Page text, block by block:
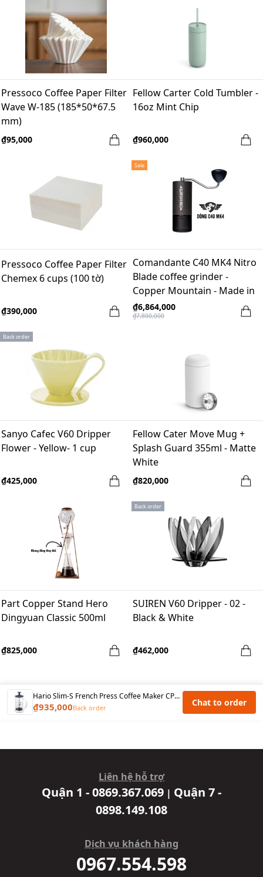
Pressoco Coffee Paper Filter
Wave W-185 (185*50*67.5
mm)
₫95,000
Fellow Carter Cold Tumbler -
16oz Mint Chip
₫960,000
Pressoco Coffee Paper Filter
Chemex 6 cups (100 tờ)
₫390,000
Sale
Comandante C40 MK4 Nitro
Blade coffee grinder -
Copper Mountain - Made in
Germany
₫6,864,000
₫7,800,000
Back order
Sanyo Cafec V60 Dripper
Flower - Yellow- 1 cup
₫425,000
Fellow Cater Move Mug +
Splash Guard 355ml - Matte
White
₫820,000
Part Copper Stand Hero
Dingyuan Classic 500ml
₫825,000
Back order
SUIREN V60 Dripper - 02 -
Black & White
₫462,000
Hario Slim-S French Press Coffee Maker CPSS-2TB
₫935,000Back order Chat to order
Liên hệ hỗ trợ
Quận 1 - 0869.367.069 | Quận 7 -
0898.149.108
Dịch vụ khách hàng
0967.554.598